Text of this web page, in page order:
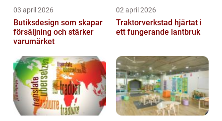
03 april 2026
Butiksdesign som skapar
försäljning och stärker
varumärket
02 april 2026
Traktorverkstad hjärtat i
ett fungerande lantbruk